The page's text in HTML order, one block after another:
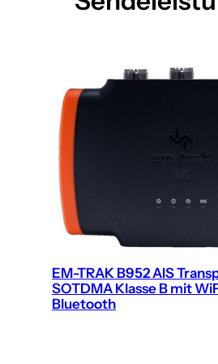
EM-TRAK B952 AIS
SOTDMA Klasse B mit
Bluetooth